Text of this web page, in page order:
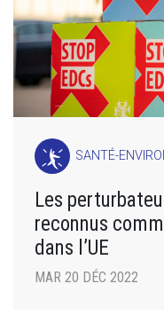
SANTÉ-
Les
reconnus
dans l’UE
MAR 20 DÉC 2022